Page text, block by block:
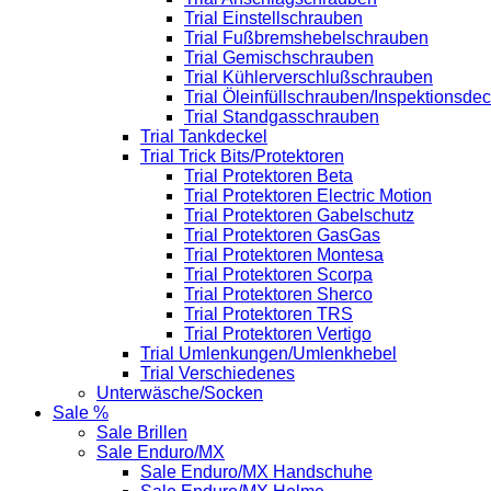
Trial Einstellschrauben
Trial Fußbremshebelschrauben
Trial Gemischschrauben
Trial Kühlerverschlußschrauben
Trial Öleinfüllschrauben/
Trial Standgasschrauben
Trial Tankdeckel
Trial Trick Bits/Protektoren
Trial Protektoren Beta
Trial Protektoren Electric Motion
Trial Protektoren Gabelschutz
Trial Protektoren GasGas
Trial Protektoren Montesa
Trial Protektoren Scorpa
Trial Protektoren Sherco
Trial Protektoren TRS
Trial Protektoren Vertigo
Trial Umlenkungen/Umlenkhebel
Trial Verschiedenes
Unterwäsche/Socken
Sale %
Sale Brillen
Sale Enduro/MX
Sale Enduro/MX Handschuhe